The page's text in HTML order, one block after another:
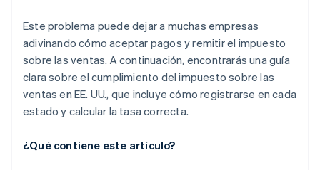
Este problema puede dejar a muchas empresas
adivinando cómo aceptar pagos y remitir el impuesto
sobre las ventas. A continuación, encontrarás una guía
clara sobre el cumplimiento del impuesto sobre las
ventas en EE. UU., que incluye cómo registrarse en cada
estado y calcular la tasa correcta.
¿Qué contiene este artículo?